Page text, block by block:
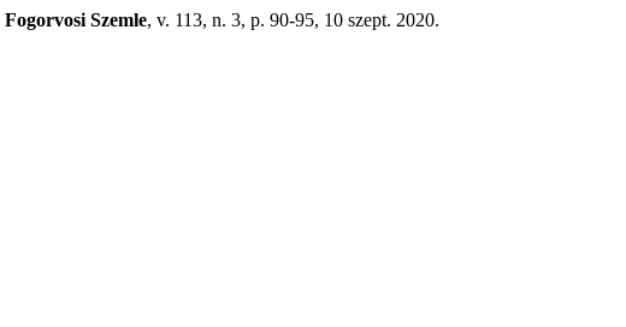
Fogorvosi Szemle, v. 113, n. 3, p. 90-95, 10 szept. 2020.